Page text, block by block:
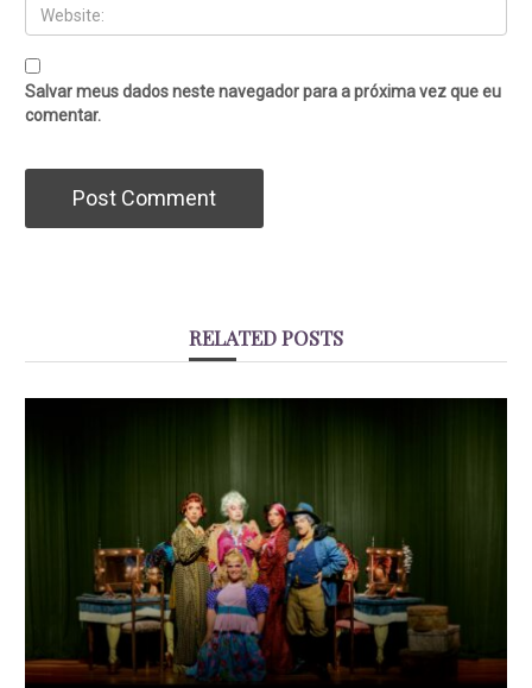
Salvar meus dados neste navegador para a próxima vez que eu
comentar.
RELATED POSTS